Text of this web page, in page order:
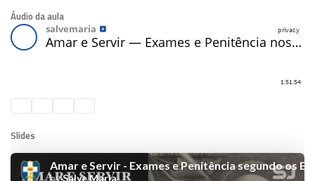
Áudio da aula
Slides